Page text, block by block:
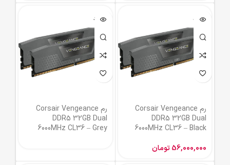
ناموجود
رم Corsair Vengeance
DDR5 32GB Dual
6000MHz CL36 – Black
56,000,000تومان
ناموجود
رم Corsair Vengeance
DDR5 32GB Dual
6000MHz CL36 – Grey